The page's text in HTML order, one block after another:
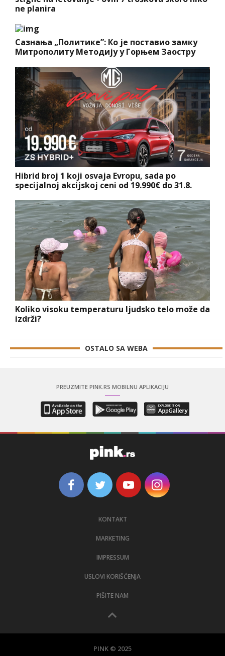
ne planira
Сазнања „Политике”: Ко је поставио замку
Митрополиту Методију у Горњем Заостру
Hibrid broj 1 koji osvaja Evropu, sada po
specijalnoj akcijskoj ceni od 19.990€ do 31.8.
Koliko visoku temperaturu ljudsko telo može da
izdrži?
OSTALO SA WEBA
PREUZMITE PINK.RS MOBILNU APLIKACIJU
KONTAKT
MARKETING
IMPRESSUM
USLOVI KORIŠĆENJA
PIŠITE NAM
PINK © 2025